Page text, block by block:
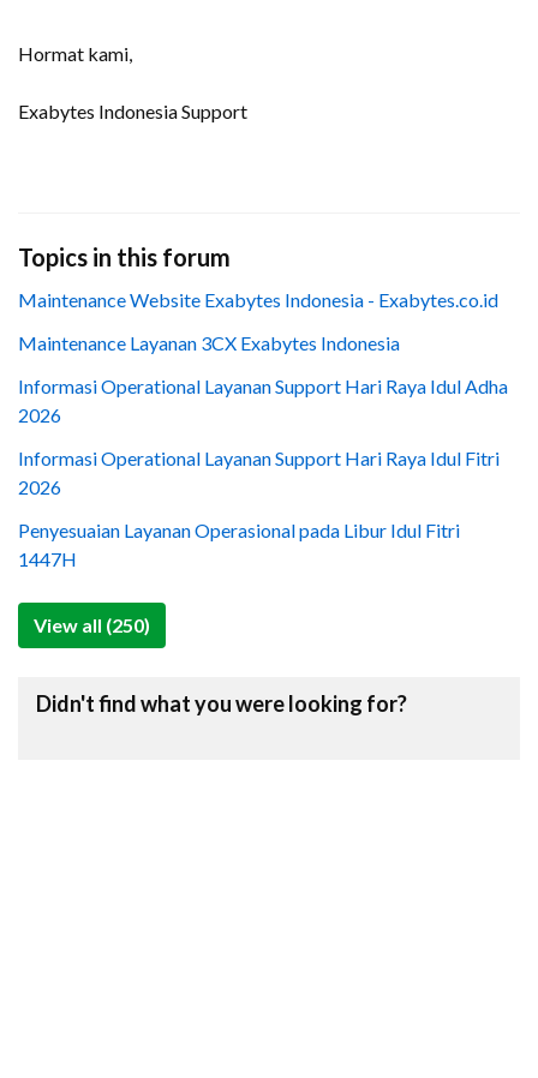
Hormat kami,
Exabytes Indonesia Support
Topics in this forum
Maintenance Website Exabytes Indonesia - Exabytes.co.id
Maintenance Layanan 3CX Exabytes Indonesia
Informasi Operational Layanan Support Hari Raya Idul Adha
2026
Informasi Operational Layanan Support Hari Raya Idul Fitri
2026
Penyesuaian Layanan Operasional pada Libur Idul Fitri
1447H
View all (250)
Didn't find what you were looking for?